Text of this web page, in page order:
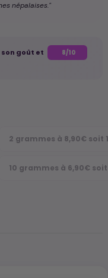
népalaises."
son goût et 8/10
2 grammes à 8,90€ soit
10 grammes à 6,90€